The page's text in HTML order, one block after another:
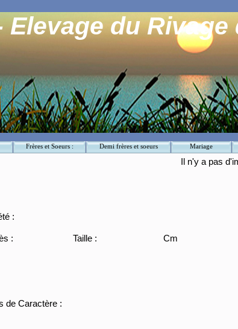
du Rivage
Frères et Soeurs : Demi frères et soeurs Mariage
Il n'y a pas
:
: Taille :
Cm
de Caractère :